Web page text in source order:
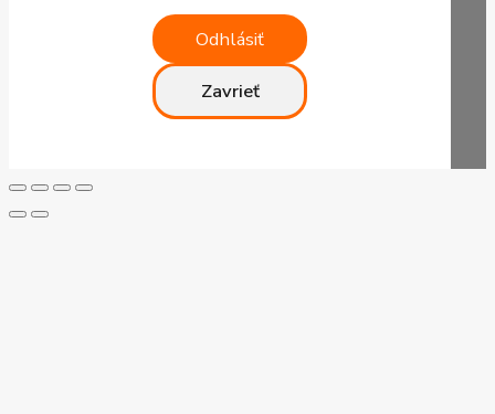
Odhlásiť
Zavrieť